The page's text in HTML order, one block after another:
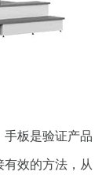
手板是验证产品
效的方法，从